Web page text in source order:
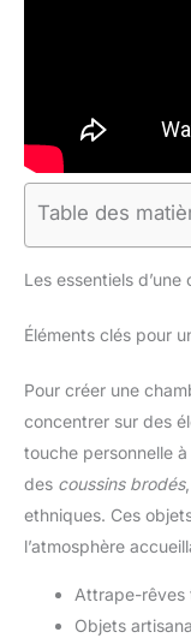
Table des
Les essentiels
Éléments clés pour
Pour créer une
concentrer sur des
touche personnelle
des coussins brodés
ethniques. Ces
l’atmosphère
Attrape-rêves
Objets